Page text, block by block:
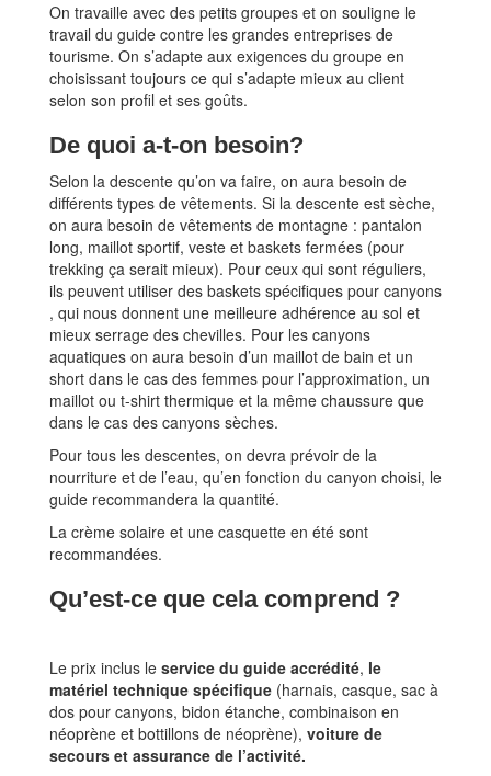
On travaille avec des petits groupes et on souligne le
travail du guide contre les grandes entreprises de
tourisme. On s’adapte aux exigences du groupe en
choisissant toujours ce qui s’adapte mieux au client
selon son profil et ses goûts.
De quoi a-t-on besoin?
Selon la descente qu’on va faire, on aura besoin de
différents types de vêtements. Si la descente est sèche,
on aura besoin de vêtements de montagne : pantalon
long, maillot sportif, veste et baskets fermées (pour
trekking ça serait mieux). Pour ceux qui sont réguliers,
ils peuvent utiliser des baskets spécifiques pour canyons
, qui nous donnent une meilleure adhérence au sol et
mieux serrage des chevilles. Pour les canyons
aquatiques on aura besoin d’un maillot de bain et un
short dans le cas des femmes pour l’approximation, un
maillot ou t-shirt thermique et la même chaussure que
dans le cas des canyons sèches.
Pour tous les descentes, on devra prévoir de la
nourriture et de l’eau, qu’en fonction du canyon choisi, le
guide recommandera la quantité.
La crème solaire et une casquette en été sont
recommandées.
Qu’est-ce que cela comprend ?
Le prix inclus le service du guide accrédité, le
matériel technique spécifique (harnais, casque, sac à
dos pour canyons, bidon étanche, combinaison en
néoprène et bottillons de néoprène), voiture de
secours et assurance de l’activité.